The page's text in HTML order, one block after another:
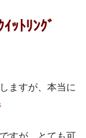
ｯﾄﾘﾝｸﾞ
ますが、本当に